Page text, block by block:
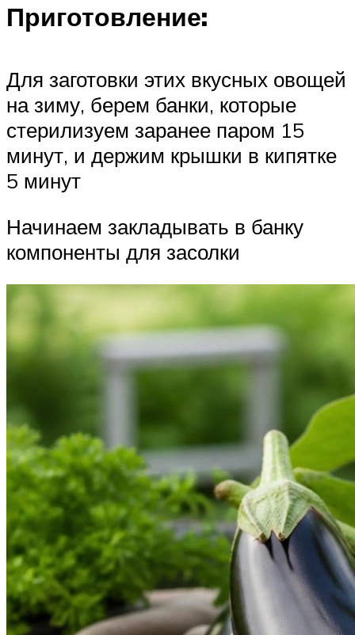
Приготовление:
Для заготовки этих вкусных овощей
на зиму, берем банки, которые
стерилизуем заранее паром 15
минут, и держим крышки в кипятке
5 минут
Начинаем закладывать в банку
компоненты для засолки